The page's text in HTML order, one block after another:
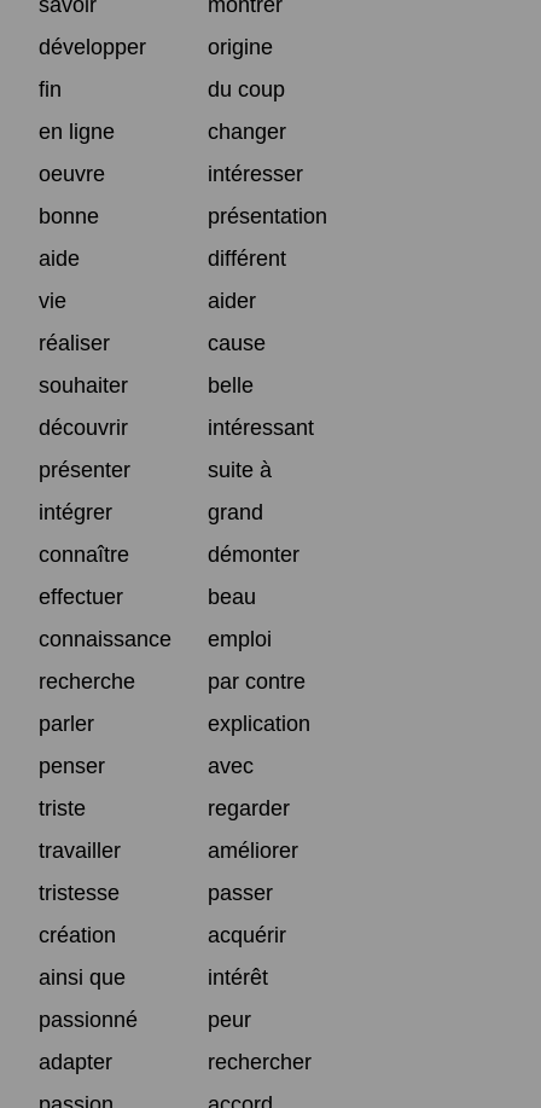
savoir
montrer
développer
origine
fin
du coup
en ligne
changer
oeuvre
intéresser
bonne
présentation
aide
différent
vie
aider
réaliser
cause
souhaiter
belle
découvrir
intéressant
présenter
suite à
intégrer
grand
connaître
démonter
effectuer
beau
connaissance
emploi
recherche
par contre
parler
explication
penser
avec
triste
regarder
travailler
améliorer
tristesse
passer
création
acquérir
ainsi que
intérêt
passionné
peur
adapter
rechercher